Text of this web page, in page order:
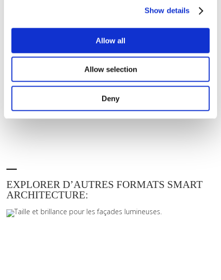
Show details
Allow all
Allow selection
Deny
pendant la nuit, quand la luminosité externe chute
au-dessous de 30 lux. Les briques de verre sont
externe atteigne 60 lux – ou que la puissance de la
batterie chute au-dessous de 2,9 V.
EXPLORER D’AUTRES FORMATS SMART
ARCHITECTURE: